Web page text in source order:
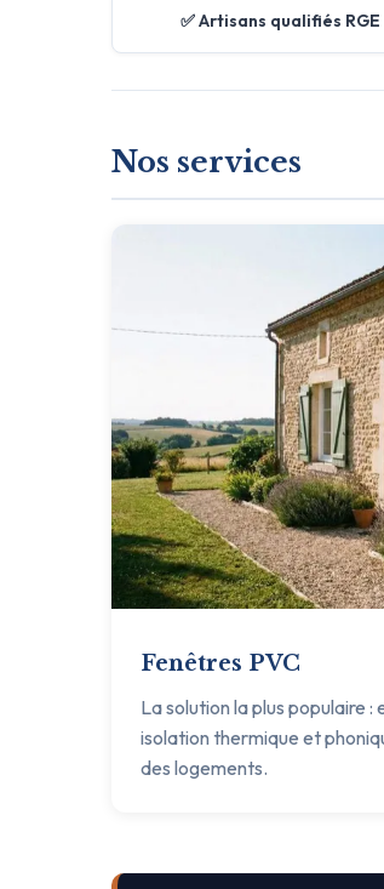
✅ Artisans qualifiés RGE
Nos services
Fenêtres PVC
La solution la plus populaire
isolation thermique et
des logements.